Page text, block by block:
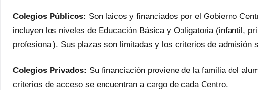
Colegios Públicos: Son laicos y financiados por el Gobierno
incluyen los niveles de Educación Básica y Obligatoria (infantil,
profesional). Sus plazas son limitadas y los criterios de admisión
Colegios Privados: Su financiación proviene de la familia del
criterios de acceso se encuentran a cargo de cada Centro.